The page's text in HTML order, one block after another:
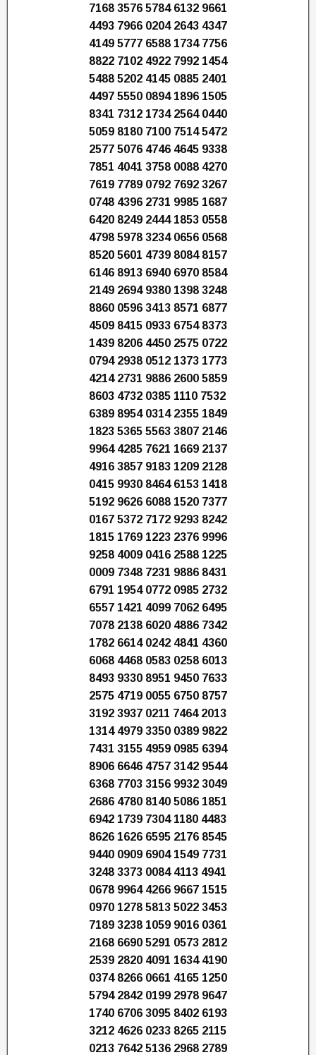
7168 3576 5784 6132 9661
4493 7966 0204 2643 4347
4149 5777 6588 1734 7756
8822 7102 4922 7992 1454
5488 5202 4145 0885 2401
4497 5550 0894 1896 1505
8341 7312 1734 2564 0440
5059 8180 7100 7514 5472
2577 5076 4746 4645 9338
7851 4041 3758 0088 4270
7619 7789 0792 7692 3267
0748 4396 2731 9985 1687
6420 8249 2444 1853 0558
4798 5978 3234 0656 0568
8520 5601 4739 8084 8157
6146 8913 6940 6970 8584
2149 2694 9380 1398 3248
8860 0596 3413 8571 6877
4509 8415 0933 6754 8373
1439 8206 4450 2575 0722
0794 2938 0512 1373 1773
4214 2731 9886 2600 5859
8603 4732 0385 1110 7532
6389 8954 0314 2355 1849
1823 5365 5563 3807 2146
9964 4285 7621 1669 2137
4916 3857 9183 1209 2128
0415 9930 8464 6153 1418
5192 9626 6088 1520 7377
0167 5372 7172 9293 8242
1815 1769 1223 2376 9996
9258 4009 0416 2588 1225
0009 7348 7231 9886 8431
6791 1954 0772 0985 2732
6557 1421 4099 7062 6495
7078 2138 6020 4886 7342
1782 6614 0242 4841 4360
6068 4468 0583 0258 6013
8493 9330 8951 9450 7633
2575 4719 0055 6750 8757
3192 3937 0211 7464 2013
1314 4979 3350 0389 9822
7431 3155 4959 0985 6394
8906 6646 4757 3142 9544
6368 7703 3156 9932 3049
2686 4780 8140 5086 1851
6942 1739 7304 1180 4483
8626 1626 6595 2176 8545
9440 0909 6904 1549 7731
3248 3373 0084 4113 4941
0678 9964 4266 9667 1515
0970 1278 5813 5022 3453
7189 3238 1059 9016 0361
2168 6690 5291 0573 2812
2539 2820 4091 1634 4190
0374 8266 0661 4165 1250
5794 2842 0199 2978 9647
1740 6706 3095 8402 6193
3212 4626 0233 8265 2115
0213 7642 5136 2968 2789